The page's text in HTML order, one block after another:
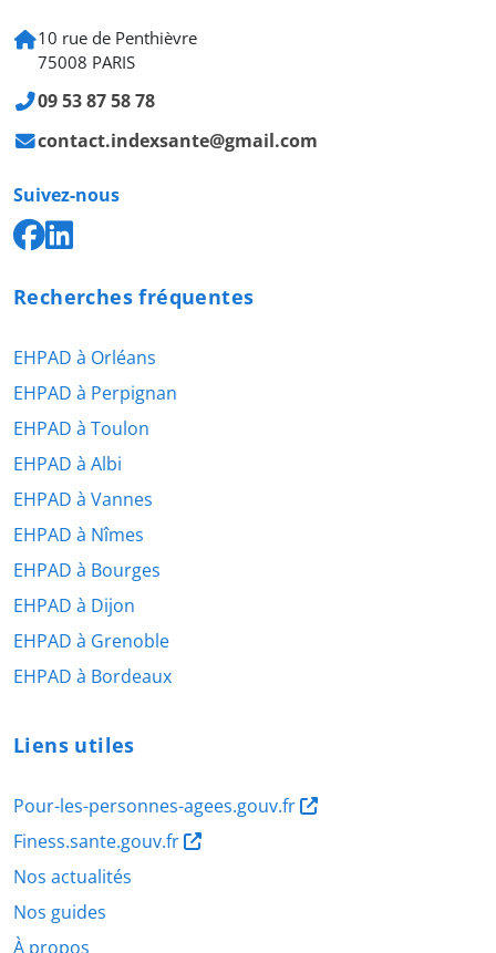
10 rue de Penthièvre
75008 PARIS
09 53 87 58 78
contact.indexsante@gmail.com
Suivez-nous
Recherches fréquentes
EHPAD à Orléans
EHPAD à Perpignan
EHPAD à Toulon
EHPAD à Albi
EHPAD à Vannes
EHPAD à Nîmes
EHPAD à Bourges
EHPAD à Dijon
EHPAD à Grenoble
EHPAD à Bordeaux
Liens utiles
Pour-les-personnes-agees.gouv.fr
Finess.sante.gouv.fr
Nos actualités
Nos guides
À propos